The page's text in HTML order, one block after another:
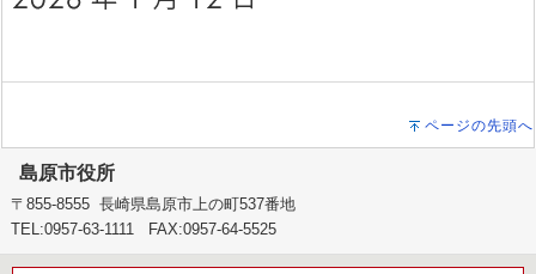
ページの先頭へ
島原市役所
〒855-8555 長崎県島原市上の町537番地
TEL:0957-63-1111 FAX:0957-64-5525